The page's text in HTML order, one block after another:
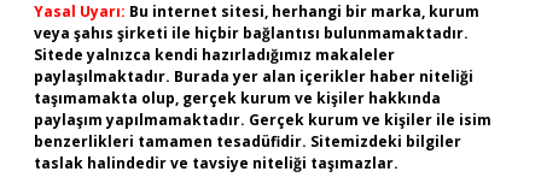
Yasal Uyarı: Bu internet sitesi, herhangi bir marka, kurum
veya şahıs şirketi ile hiçbir bağlantısı bulunmamaktadır.
Sitede yalnızca kendi hazırladığımız makaleler
paylaşılmaktadır. Burada yer alan içerikler haber niteliği
taşımamakta olup, gerçek kurum ve kişiler hakkında
paylaşım yapılmamaktadır. Gerçek kurum ve kişiler ile isim
benzerlikleri tamamen tesadüfidir. Sitemizdeki bilgiler
taslak halindedir ve tavsiye niteliği taşımazlar.